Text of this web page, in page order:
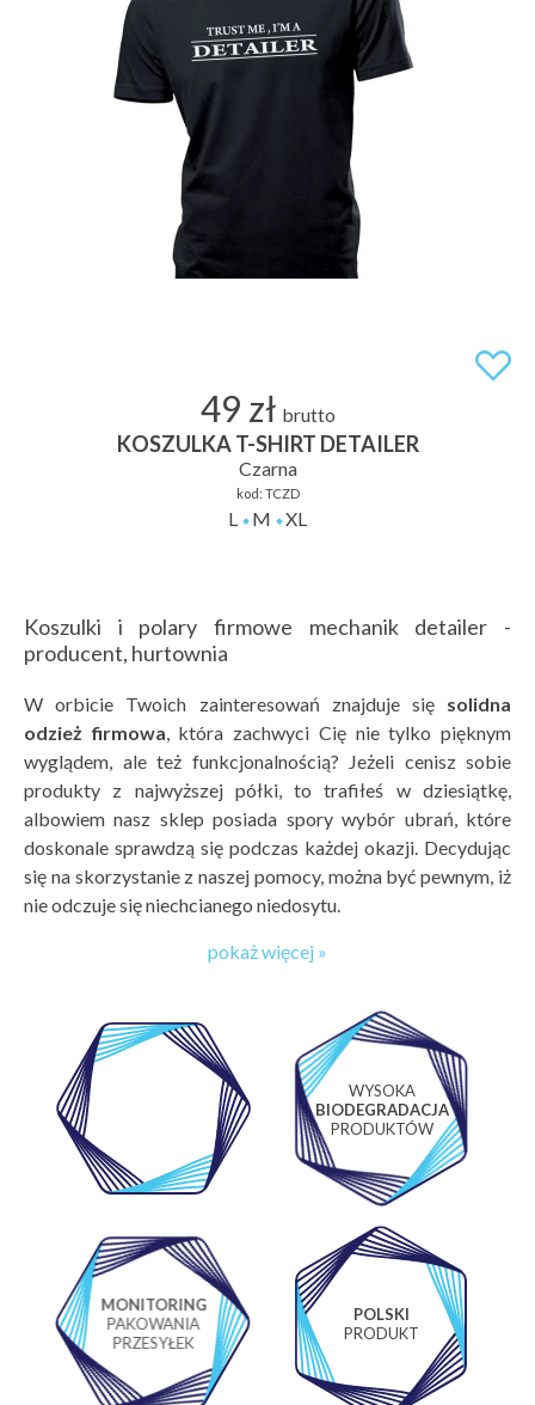
49 zł brutto
KOSZULKA T-SHIRT DETAILER
Czarna
kod: TCZD
L M XL
Koszulki i polary firmowe mechanik detailer -
producent, hurtownia
W orbicie Twoich zainteresowań znajduje się solidna
odzież firmowa, która zachwyci Cię nie tylko pięknym
wyglądem, ale też funkcjonalnością? Jeżeli cenisz sobie
produkty z najwyższej półki, to trafiłeś w dziesiątkę,
albowiem nasz sklep posiada spory wybór ubrań, które
doskonale sprawdzą się podczas każdej okazji. Decydując
się na skorzystanie z naszej pomocy, można być pewnym, iż
nie odczuje się niechcianego niedosytu.
pokaż więcej »
WYSOKA
BIODEGRADACJA
PRODUKTÓW
MONITORING
PAKOWANIA
PRZESYŁEK
POLSKI
PRODUKT